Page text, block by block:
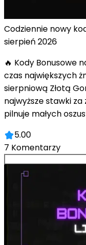
Codziennie nowy
sierpień 2026
🔥 Kody Bonusowe
czas największych
sierpniową Złotą
najwyższe stawki
pilnuje małych
5.00
7 Komentarzy